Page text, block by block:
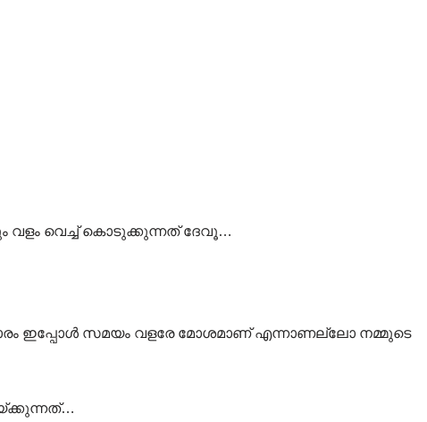
വെച്ച് കൊടുക്കുന്നത് ദേവൂ…
ഇപ്പോൾ സമയം വളരേ മോശമാണ് എന്നാണല്ലോ നമ്മുടെ